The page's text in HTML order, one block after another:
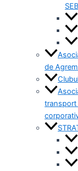
de
transport